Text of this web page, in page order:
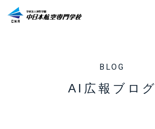
BLOG
AI広報ブログ